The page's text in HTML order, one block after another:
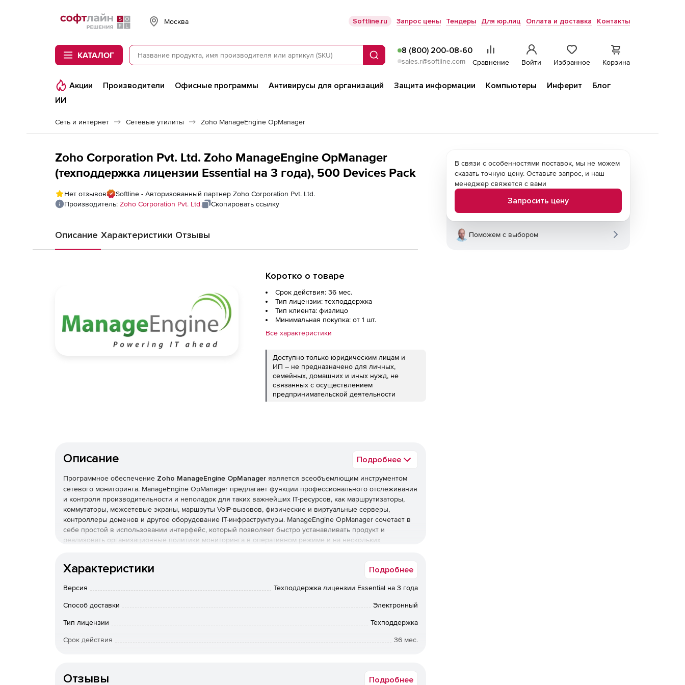
Softline
Москва Softline.ru Запрос цены Тендеры Для юр.лиц Оплата и доставка Контакты
КАТАЛОГ Поиск
8 (800) 200-08-60
sales.r@softline.com Сравнение Войти Избранное Корзина
Акции Производители Офисные программы Антивирусы для организаций Защита информации Компьютеры Инферит
Блог
ИИ
Сеть и интернет Сетевые утилиты Zoho ManageEngine OpManager
Zoho Corporation Pvt. Ltd. Zoho ManageEngine OpManager
(техподдержка лицензии Essential на 3 года), 500 Devices Pack
Нет отзывов
Softline - Авторизованный партнер Zoho Corporation Pvt. Ltd.
Производитель: Zoho Corporation Pvt. Ltd. Скопировать ссылку
Описание Характеристики Отзывы
Коротко о товаре
Срок действия: 36 мес.
Тип лицензии: техподдержка
Тип клиента: физлицо
Минимальная покупка: от 1 шт.
Все характеристики
Доступно только юридическим лицам и
ИП – не предназначено для личных,
семейных, домашних и иных нужд, не
связанных с осуществлением
предпринимательской деятельности
Описание Подробнее
Программное обеспечение Zoho ManageEngine OpManager является всеобъемлющим инструментом
сетевого мониторинга. ManageEngine OpManager предлагает функции профессионального отслеживания
и контроля производительности и неполадок для таких важнейших IT-ресурсов, как маршрутизаторы,
коммутаторы, межсетевые экраны, маршруты VoIP-вызовов, физические и виртуальные серверы,
контроллеры доменов и другое оборудование IT-инфраструктуры. ManageEngine OpManager сочетает в
себе простой в использовании интерфейс, который позволяет быстро устанавливать продукт и
реализовать организационные политики мониторинга в оперативном режиме и на нескольких
управление конфигурациями маршрутизаторов, коммутаторов, межсетевых экранов, WAN-
ускорителей, точек беспроводного доступа.
Гранулированное отображение данных о сетях Cisco.
Характеристики Подробнее
Версия Техподдержка лицензии Essential на 3 года
Способ доставки Электронный
Тип лицензии Техподдержка
Срок действия 36 мес.
Отзывы Подробнее
В связи с особенностями поставок, мы не можем
сказать точную цену. Оставьте запрос, и наш
менеджер свяжется с вами
Запросить цену
Поможем с выбором